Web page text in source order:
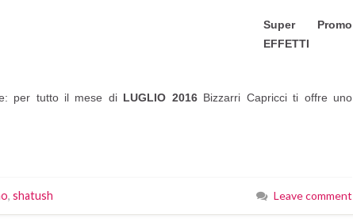
Super Promo
EFFETTI
per tutto il mese di LUGLIO 2016 Bizzarri Capricci ti offre uno
, shatush Leave comment